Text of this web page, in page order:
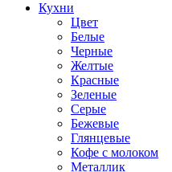
Кухни
Цвет
Белые
Черные
Желтые
Красные
Зеленые
Серые
Бежевые
Глянцевые
Кофе с молоком
Металлик